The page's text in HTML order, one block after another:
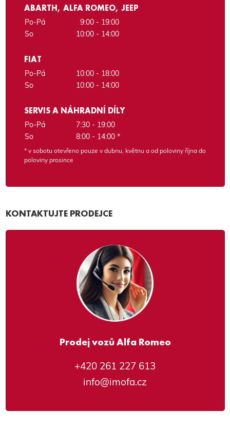
ABARTH, ALFA ROMEO, JEEP
Po-Pá
9:00 - 19:00
So
10:00 - 14:00
FIAT
Po-Pá
10:00 - 18:00
So
10:00 - 14:00
SERVIS A NÁHRADNÍ DÍLY
Po-Pá
7:30 - 19:00
So
8:00 - 14:00 *
* v sobotu otevřeno pouze v dubnu, květnu a od poloviny října do
poloviny prosince
KONTAKTUJTE PRODEJCE
Prodej vozů Alfa Romeo
+420 261 227 613
info@imofa.cz